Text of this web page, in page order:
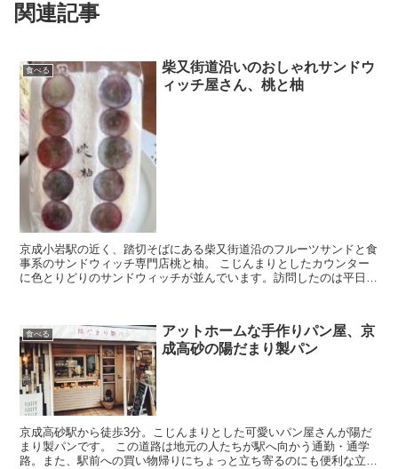
関連記事
食べる
柴又街道沿いのおしゃれサンドウ
ィッチ屋さん、桃と柚
京成小岩駅の近く、踏切そばにある柴又街道沿のフルーツサンドと食
事系のサンドウィッチ専門店桃と柚。 こじんまりとしたカウンター
に色とりどりのサンドウィッチが並んでいます。訪問したのは平日の
食べる
アットホームな手作りパン屋、京
成高砂の陽だまり製パン
京成高砂駅から徒歩3分。こじんまりとした可愛いパン屋さんが陽だ
まり製パンです。 この道路は地元の人たちが駅へ向かう通勤・通学
路。また、駅前への買い物帰りにちょっと立ち寄るのにも便利な立地